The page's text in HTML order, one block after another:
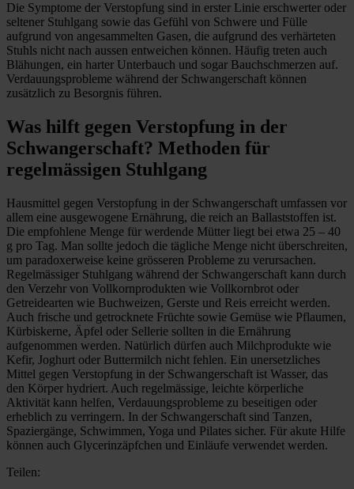
Die Symptome der Verstopfung sind in erster Linie erschwerter oder
seltener Stuhlgang sowie das Gefühl von Schwere und Fülle
aufgrund von angesammelten Gasen, die aufgrund des verhärteten
Stuhls nicht nach aussen entweichen können. Häufig treten auch
Blähungen, ein harter Unterbauch und sogar Bauchschmerzen auf.
Verdauungsprobleme während der Schwangerschaft können
zusätzlich zu Besorgnis führen.
Was hilft gegen Verstopfung in der
Schwangerschaft? Methoden für
regelmässigen Stuhlgang
Hausmittel gegen Verstopfung in der Schwangerschaft umfassen vor
allem eine ausgewogene Ernährung, die reich an Ballaststoffen ist.
Die empfohlene Menge für werdende Mütter liegt bei etwa 25 – 40
g pro Tag. Man sollte jedoch die tägliche Menge nicht überschreiten,
um paradoxerweise keine grösseren Probleme zu verursachen.
Regelmässiger Stuhlgang während der Schwangerschaft kann durch
den Verzehr von Vollkornprodukten wie Vollkornbrot oder
Getreidearten wie Buchweizen, Gerste und Reis erreicht werden.
Auch frische und getrocknete Früchte sowie Gemüse wie Pflaumen,
Kürbiskerne, Äpfel oder Sellerie sollten in die Ernährung
aufgenommen werden. Natürlich dürfen auch Milchprodukte wie
Kefir, Joghurt oder Buttermilch nicht fehlen. Ein unersetzliches
Mittel gegen Verstopfung in der Schwangerschaft ist Wasser, das
den Körper hydriert. Auch regelmässige, leichte körperliche
Aktivität kann helfen, Verdauungsprobleme zu beseitigen oder
erheblich zu verringern. In der Schwangerschaft sind Tanzen,
Spaziergänge, Schwimmen, Yoga und Pilates sicher. Für akute Hilfe
können auch Glycerinzäpfchen und Einläufe verwendet werden.
Teilen: